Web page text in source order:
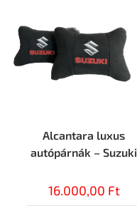
Alcantara luxus
autópárnák – Suzuki
16.000,00 Ft